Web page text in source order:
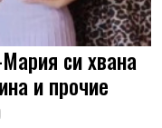
си хвана
и прочие